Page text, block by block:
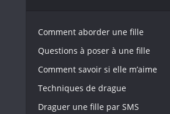
Comment aborder une fille
Questions à poser à une fille
Comment savoir si elle m’aime
Techniques de drague
Draguer une fille par SMS